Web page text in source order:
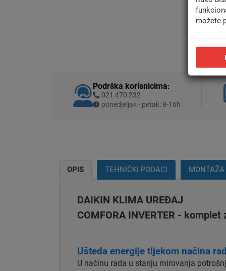
Podrška korisnicima:
021 470 232
ponedjeljak - petak: 8-16h
OPIS TEHNIČKI PODACI MONTAŽA
DAIKIN KLIMA UREĐAJ
COMFORA INVERTER -
Ušteda energije tijekom načina
U načinu rada u stanju mirovanja
možete